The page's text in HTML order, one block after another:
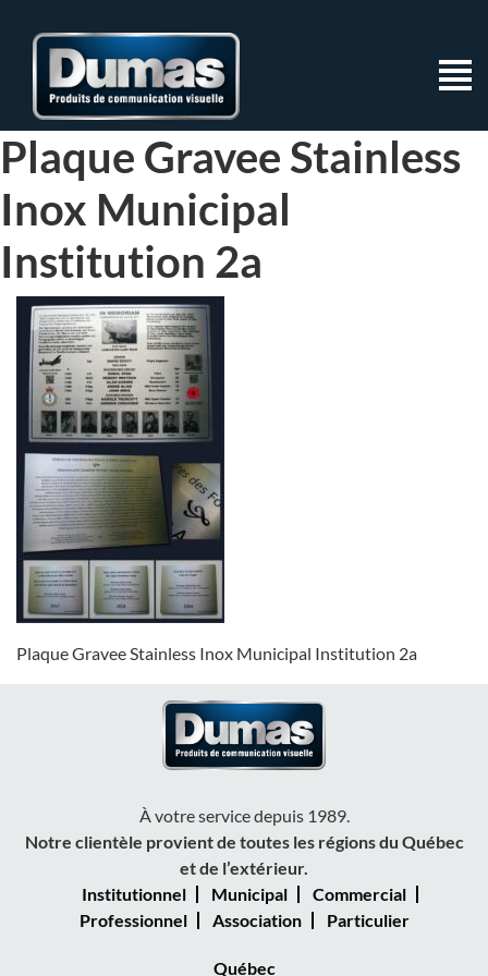
Plaque Gravee Stainless
Inox Municipal
Institution 2a
Plaque Gravee Stainless Inox Municipal Institution 2a
À votre service depuis 1989.
Notre clientèle provient de toutes les régions du Québec
et de l’extérieur.
Institutionnel
Municipal
Commercial
Professionnel
Association Particulier
Québec